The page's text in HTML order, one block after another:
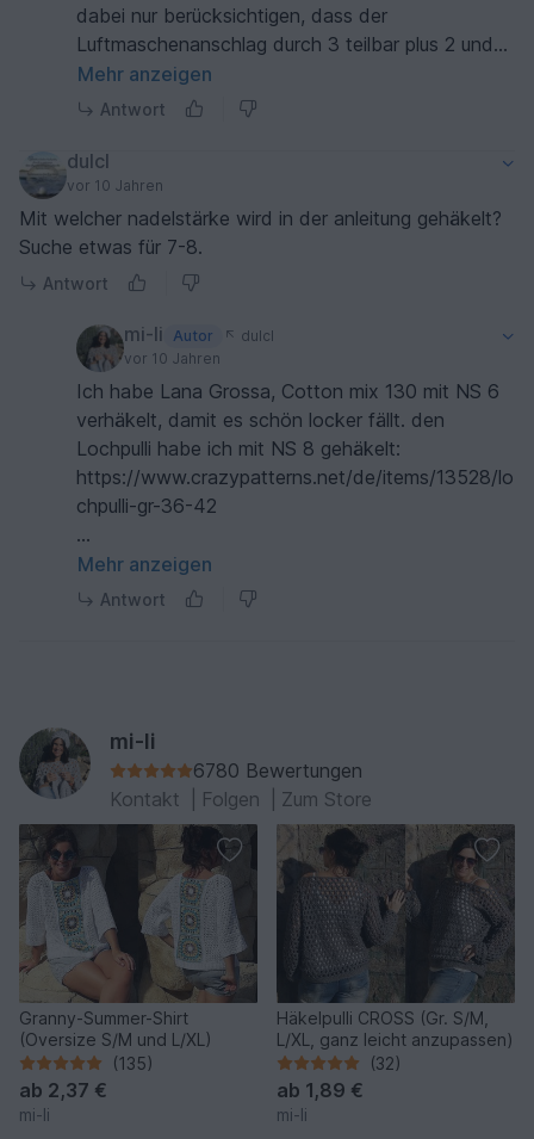
dabei nur berücksichtigen, dass der
Luftmaschenanschlag durch 3 teilbar plus 2 und
durch 2 teilbar plus 1 ist, damit das Muster
aufgeht.
Michi
Mehr anzeigen
Antwort
dulcl
vor 10 Jahren
Mit welcher nadelstärke wird in der anleitung gehäkelt?
Suche etwas für 7-8.
Antwort
mi-li Autor
dulcl
vor 10 Jahren
Ich habe Lana Grossa, Cotton mix 130 mit NS 6
verhäkelt, damit es schön locker fällt. den
Lochpulli habe ich mit NS 8 gehäkelt:
https://www.crazypatterns.net/de/items/13528/lo
chpulli-gr-36-42
Viele liebe Grüße,
Michi
Mehr anzeigen
Antwort
mi-li
6780 Bewertungen
Kontakt
Folgen Zum Store
Granny-Summer-Shirt
(Oversize S/M und L/XL)
(135)
ab 2,37 €
mi-li
Häkelpulli CROSS (Gr. S/M,
L/XL, ganz leicht anzupassen)
(32)
ab 1,89 €
mi-li